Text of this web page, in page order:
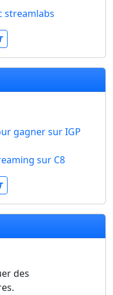
streamlabs
gagner sur IGP
sur C8
des